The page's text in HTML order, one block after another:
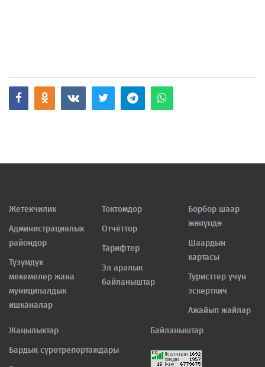
Жетекчилик
Администрациялык
райондор
Түзүмдүк
мекемелер жана
муниципалдык
ишканалар
Токтомдор
Отчёттор
Тарифтер
Эл аралык
байланыштар
Борбор шаар
жөнүндө
Шаардын
картасы
Туристтер үчүн
эскерткич
Ажайып жайлар
Жаңылыктар
Бардык сүрөтрепортаждары
Байланыштар